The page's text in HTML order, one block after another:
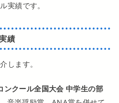
実績です。
績
します。
ンクール全国大会 中学生の部